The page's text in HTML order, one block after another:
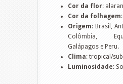
Cor da flor:
Cor da folhagem
Origem: Brasil,
Colômbia,
Galápagos e Peru.
Clima: tropical/
Luminosidade: